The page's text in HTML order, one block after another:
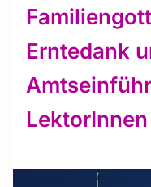
Erntedank
LektorInnen